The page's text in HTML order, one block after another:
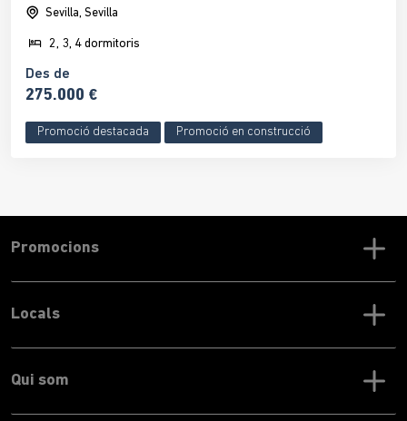
Sevilla, Sevilla
2, 3, 4 dormitoris
Des de
275.000 €
Promoció destacada Promoció en construcció
Promocions
Locals
Qui som